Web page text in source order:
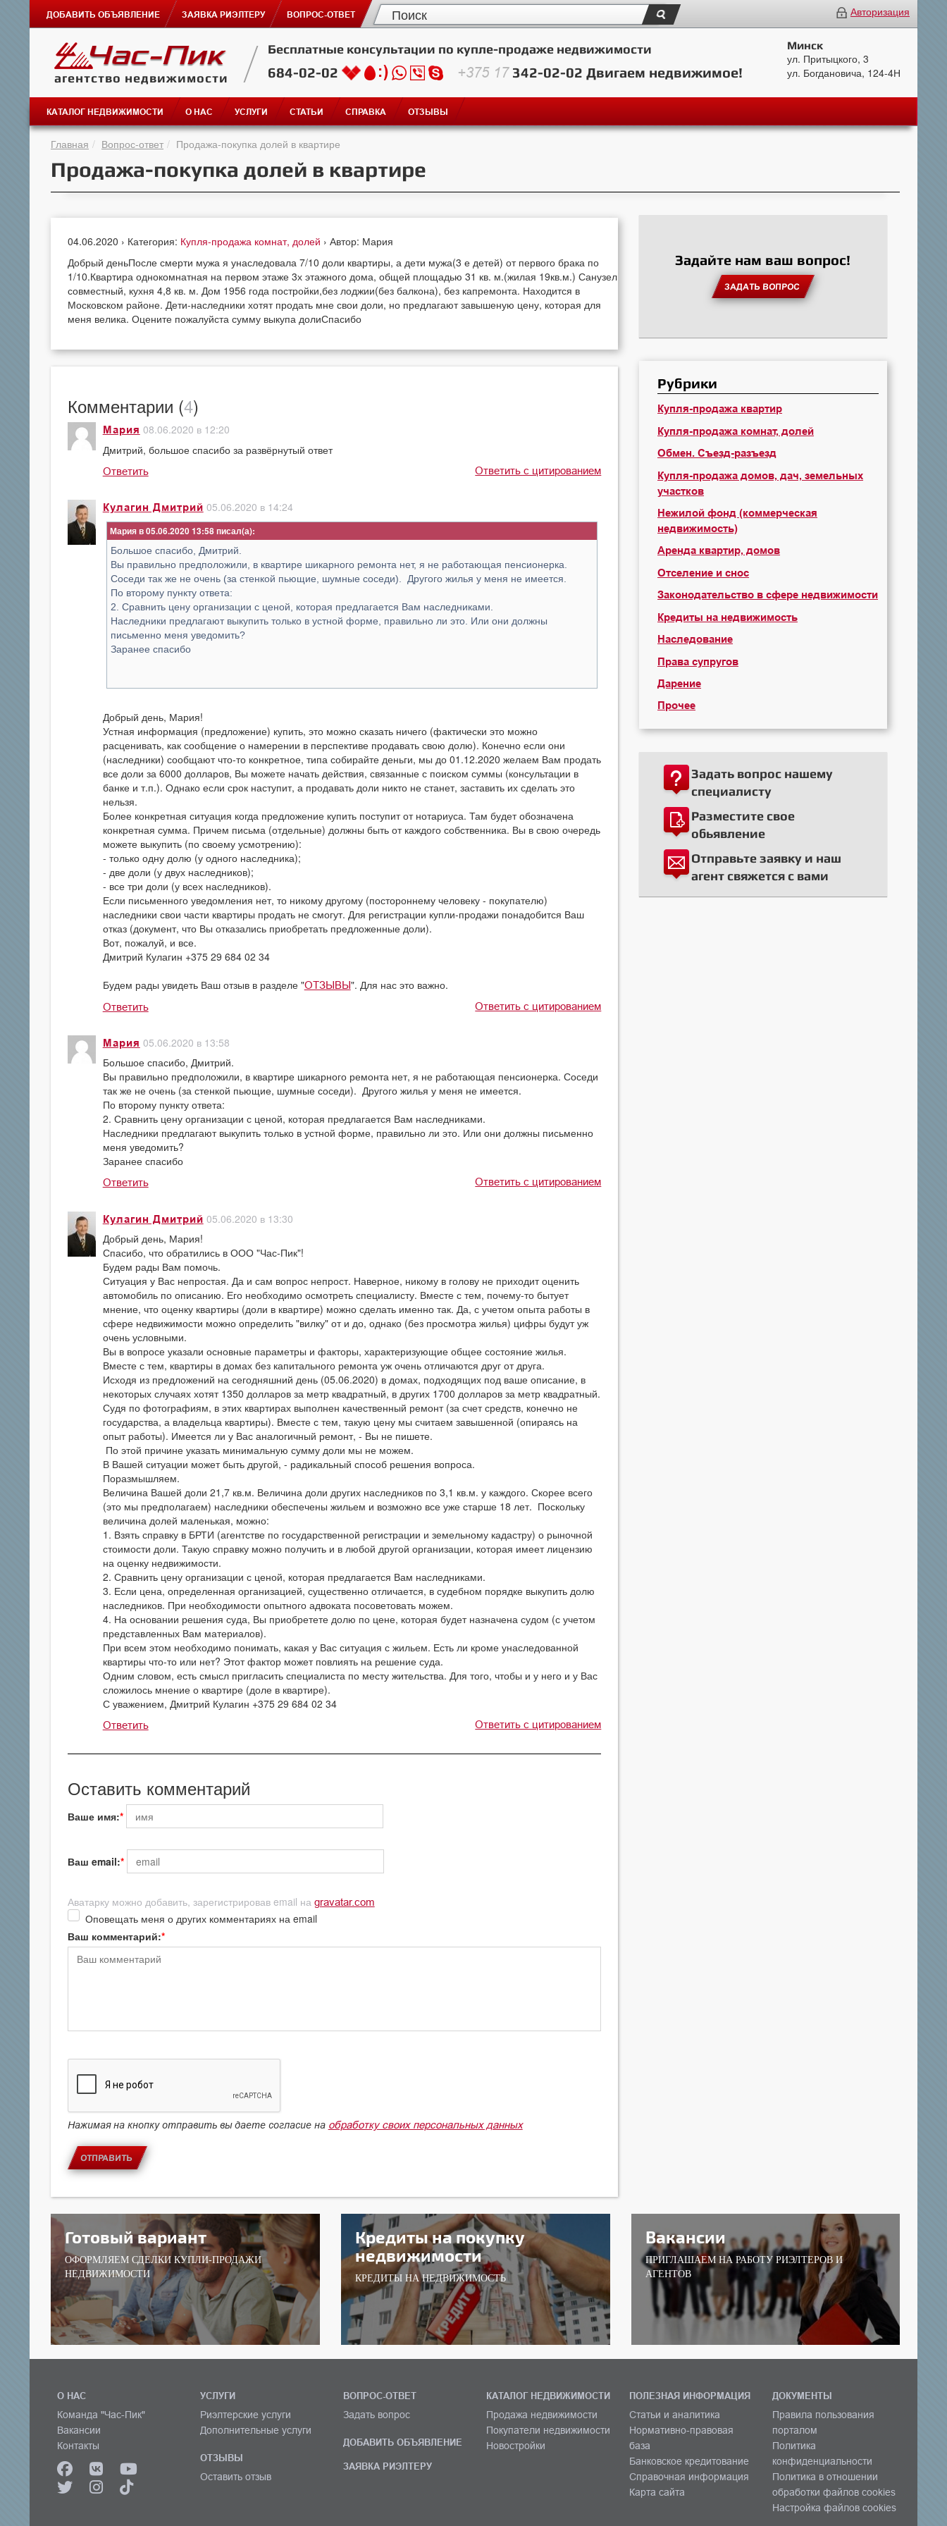
ДОБАВИТЬ ОБЪЯВЛЕНИЕ ЗАЯВКА РИЭЛТЕРУ ВОПРОС-ОТВЕТ Авторизация
агентство недвижимости
Бесплатные консультации по купле-продаже недвижимости
684-02-02 +375 17342-02-02 Двигаем недвижимое!
Минск
ул. Притыцкого, 3
ул. Богдановича, 124-4Н
КАТАЛОГ НЕДВИЖИМОСТИ О НАС УСЛУГИ СТАТЬИ СПРАВКА ОТЗЫВЫ
Главная Вопрос-ответ Продажа-покупка долей в квартире
Продажа-покупка долей в квартире
04.06.2020 › Категория: Купля-продажа комнат, долей › Автор: Мария
Добрый деньПосле смерти мужа я унаследовала 7/10 доли квартиры, а дети мужа(3 е детей) от первого брака по
1/10.Квартира однокомнатная на первом этаже 3х этажного дома, общей площадью 31 кв. м.(жилая 19кв.м.) Санузел
совместный, кухня 4,8 кв. м. Дом 1956 года постройки,без лоджии(без балкона), без капремонта. Находится в
Московском районе. Дети-наследники хотят продать мне свои доли, но предлагают завышеную цену, которая для
меня велика. Оцените пожалуйста сумму выкупа долиСпасибо
Комментарии (4)
Мария 08.06.2020 в 12:20
Дмитрий, большое спасибо за развёрнутый ответ
Ответить Ответить с цитированием
Кулагин Дмитрий 05.06.2020 в 14:24
Мария в 05.06.2020 13:58
Большое спасибо, Дмитрий.
Вы правильно предположили, в квартире шикарного ремонта нет, я не работающая пенсионерка.
Соседи так же не очень (за стенкой пьющие, шумные соседи). Другого жилья у меня не имеется.
По второму пункту ответа:
2. Сравнить цену организации с ценой, которая предлагается Вам наследниками.
Наследники предлагают выкупить только в устной форме, правильно ли это. Или они должны
письменно меня уведомить?
Заранее спасибо
Добрый день, Мария!
Устная информация (предложение) купить, это можно сказать ничего (фактически это можно
расценивать, как сообщение о намерении в перспективе продавать свою долю). Конечно если они
(наследники) сообщают что-то конкретное, типа собирайте деньги, мы до 01.12.2020 желаем Вам продать
все доли за 6000 долларов, Вы можете начать действия, связанные с поиском суммы (консультации в
банке и т.п.). Однако если срок наступит, а продавать доли никто не станет, заставить их сделать это
нельзя.
Более конкретная ситуация когда предложение купить поступит от нотариуса. Там будет обозначена
конкретная сумма. Причем письма (отдельные) должны быть от каждого собственника. Вы в свою очередь
можете выкупить (по своему усмотрению):
- только одну долю (у одного наследника);
- две доли (у двух наследников);
- все три доли (у всех наследников).
Если письменного уведомления нет, то никому другому (постороннему человеку - покупателю)
наследники свои части квартиры продать не смогут. Для регистрации купли-продажи понадобится Ваш
отказ (документ, что Вы отказались приобретать предложенные доли).
Вот, пожалуй, и все.
Дмитрий Кулагин +375 29 684 02 34
Будем рады увидеть Ваш отзыв в разделе "ОТЗЫВЫ". Для нас это важно.
Ответить Ответить с цитированием
Мария 05.06.2020 в 13:58
Большое спасибо, Дмитрий.
Вы правильно предположили, в квартире шикарного ремонта нет, я не работающая пенсионерка. Соседи
так же не очень (за стенкой пьющие, шумные соседи). Другого жилья у меня не имеется.
По второму пункту ответа:
2. Сравнить цену организации с ценой, которая предлагается Вам наследниками.
Наследники предлагают выкупить только в устной форме, правильно ли это. Или они должны письменно
меня уведомить?
Заранее спасибо
Ответить Ответить с цитированием
Кулагин Дмитрий 05.06.2020 в 13:30
Добрый день, Мария!
Спасибо, что обратились в ООО "Час-Пик"!
Будем рады Вам помочь.
Ситуация у Вас непростая. Да и сам вопрос непрост. Наверное, никому в голову не приходит оценить
автомобиль по описанию. Его необходимо осмотреть специалисту. Вместе с тем, почему-то бытует
мнение, что оценку квартиры (доли в квартире) можно сделать именно так. Да, с учетом опыта работы в
сфере недвижимости можно определить "вилку" от и до, однако (без просмотра жилья) цифры будут уж
очень условными.
Вы в вопросе указали основные параметры и факторы, характеризующие общее состояние жилья.
Вместе с тем, квартиры в домах без капитального ремонта уж очень отличаются друг от друга.
Исходя из предложений на сегодняшний день (05.06.2020) в домах, подходящих под ваше описание, в
некоторых случаях хотят 1350 долларов за метр квадратный, в других 1700 долларов за метр квадратный.
Судя по фотографиям, в этих квартирах выполнен качественный ремонт (за счет средств, конечно не
государства, а владельца квартиры). Вместе с тем, такую цену мы считаем завышенной (опираясь на
опыт работы). Имеется ли у Вас аналогичный ремонт, - Вы не пишете.
По этой причине указать минимальную сумму доли мы не можем.
В Вашей ситуации может быть другой, - радикальный способ решения вопроса.
Поразмышляем.
Величина Вашей доли 21,7 кв.м. Величина доли других наследников по 3,1 кв.м. у каждого. Скорее всего
(это мы предполагаем) наследники обеспечены жильем и возможно все уже старше 18 лет. Поскольку
величина долей маленькая, можно:
1. Взять справку в БРТИ (агентстве по государственной регистрации и земельному кадастру) о рыночной
стоимости доли. Такую справку можно получить и в любой другой организации, которая имеет лицензию
на оценку недвижимости.
2. Сравнить цену организации с ценой, которая предлагается Вам наследниками.
3. Если цена, определенная организацией, существенно отличается, в судебном порядке выкупить долю
наследников. При необходимости опытного адвоката посоветовать можем.
4. На основании решения суда, Вы приобретете долю по цене, которая будет назначена судом (с учетом
представленных Вам материалов).
При всем этом необходимо понимать, какая у Вас ситуация с жильем. Есть ли кроме унаследованной
квартиры что-то или нет? Этот фактор может повлиять на решение суда.
Одним словом, есть смысл пригласить специалиста по месту жительства. Для того, чтобы и у него и у Вас
сложилось мнение о квартире (доле в квартире).
С уважением, Дмитрий Кулагин +375 29 684 02 34
Ответить Ответить с цитированием
Оставить комментарий
Ваше имя:
Ваш email:
Аватарку можно добавить, зарегистрировав email на gravatar.com
Оповещать меня о других комментариях на email
Ваш комментарий:
Нажимая на кнопку отправить вы даете согласие на обработку своих персональных данных
ОТПРАВИТЬ
Задайте нам ваш вопрос!
ЗАДАТЬ ВОПРОС
Рубрики
Купля-продажа квартир
Купля-продажа комнат, долей
Обмен. Съезд-разъезд
Купля-продажа домов, дач, земельных
участков
Нежилой фонд (коммерческая
недвижимость)
Аренда квартир, домов
Отселение и снос
Законодательство в сфере недвижимости
Кредиты на недвижимость
Наследование
Права супругов
Дарение
Прочее
Задать вопрос нашему
специалисту
Разместите свое
обьявление
Отправьте заявку и наш
агент свяжется с вами
Готовый вариант
ОФОРМЛЯЕМ СДЕЛКИ КУПЛИ-ПРОДАЖИ
НЕДВИЖИМОСТИ
Кредиты на покупку
недвижимости
КРЕДИТЫ НА НЕДВИЖИМОСТЬ
Вакансии
ПРИГЛАШАЕМ НА РАБОТУ РИЭЛТЕРОВ И
АГЕНТОВ
О НАС
Команда "Час-Пик"
Вакансии
Контакты
УСЛУГИ
Риэлтерские услуги
Дополнительные услуги
ОТЗЫВЫ
Оставить отзыв
ВОПРОС-ОТВЕТ
Задать вопрос
ДОБАВИТЬ ОБЪЯВЛЕНИЕ
ЗАЯВКА РИЭЛТЕРУ
КАТАЛОГ НЕДВИЖИМОСТИ
Продажа недвижимости
Покупатели недвижимости
Новостройки
ПОЛЕЗНАЯ ИНФОРМАЦИЯ
Статьи и аналитика
Нормативно-правовая
база
Банковское кредитование
Справочная информация
Карта сайта
ДОКУМЕНТЫ
Правила пользования
порталом
Политика
конфиденциальности
Политика в отношении
обработки файлов cookies
Настройка файлов cookies